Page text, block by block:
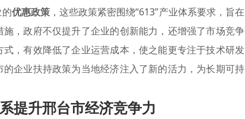
优惠政策，这些政策紧密围绕“613”产业体系要求，旨在
施，政府不仅提升了企业的创新能力，还增强了市场竞争
，有效降低了企业运营成本，使之能更专注于技术研发
企业扶持政策为当地经济注入了新的活力，为长期可持
提升邢台市经济竞争力